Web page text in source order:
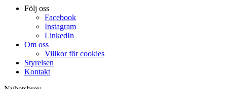
Följ oss
Facebook
Instagram
LinkedIn
Om oss
Villkor för cookies
Styrelsen
Kontakt